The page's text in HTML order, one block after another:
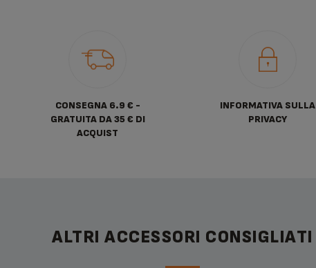
CONSEGNA 6.9 € -
GRATUITA DA 35 € DI
ACQUIST
INFORMATIVA SULLA
PRIVACY
ALTRI ACCESSORI CONSIGLIATI